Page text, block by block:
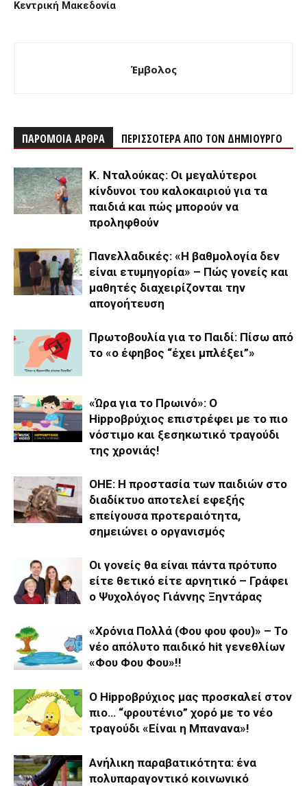
Κεντρική Μακεδονία
Έμβολος
ΠΑΡΟΜΟΙΑ ΑΡΘΡΑ ΠΕΡΙΣΣΟΤΕΡΑ ΑΠΟ ΤΟΝ ΔΗΜΙΟΥΡΓΟ
Κ. Νταλούκας: Οι μεγαλύτεροι
κίνδυνοι του καλοκαιριού για τα
παιδιά και πώς μπορούν να
προληφθούν
Πανελλαδικές: «Η βαθμολογία δεν
είναι ετυμηγορία» – Πώς γονείς και
μαθητές διαχειρίζονται την
απογοήτευση
Πρωτοβουλία για το Παιδί: Πίσω από
το «ο έφηβος “έχει μπλέξει”»
«Ώρα για το Πρωινό»: Ο
Hippoβρύχιος επιστρέφει με το πιο
νόστιμο και ξεσηκωτικό τραγούδι
της χρονιάς!
ΟΗΕ: Η προστασία των παιδιών στο
διαδίκτυο αποτελεί εφεξής
επείγουσα προτεραιότητα,
σημειώνει ο οργανισμός
Οι γονείς θα είναι πάντα πρότυπο
είτε θετικό είτε αρνητικό – Γράφει
ο Ψυχολόγος Γιάννης Ξηντάρας
«Χρόνια Πολλά (Φου φου φου)» – Το
νέο απόλυτο παιδικό hit γενεθλίων
«Φου Φου Φου»!!
Ο Hippoβρύχιος μας προσκαλεί στον
πιο… “φρουτένιο” χορό με το νέο
τραγούδι «Είναι η Μπανανα»!
Ανήλικη παραβατικότητα: ένα
πολυπαραγοντικό κοινωνικό